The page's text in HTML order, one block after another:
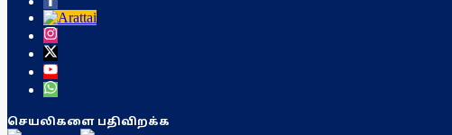
செயலிகளை பதிவிறக்க